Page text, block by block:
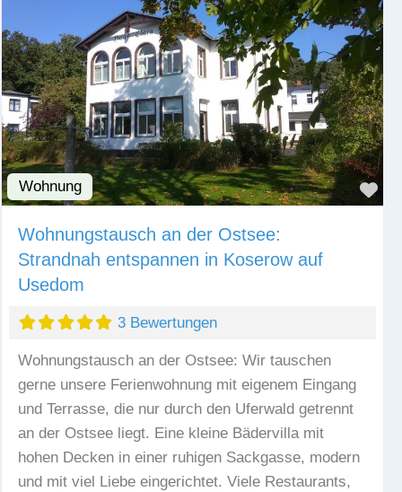
Wohnung
Wohnungstausch an der Ostsee:
Strandnah entspannen in Koserow auf
Usedom
3 Bewertungen
Wohnungstausch an der Ostsee: Wir tauschen
gerne unsere Ferienwohnung mit eigenem Eingang
und Terrasse, die nur durch den Uferwald getrennt
an der Ostsee liegt. Eine kleine Bädervilla mit
hohen Decken in einer ruhigen Sackgasse, modern
und mit viel Liebe eingerichtet. Viele Restaurants,